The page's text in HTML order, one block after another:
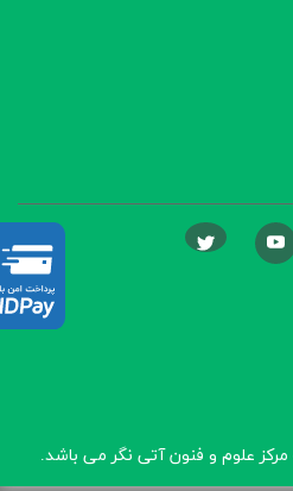
علوم و فنون آتی نگر می باشد.